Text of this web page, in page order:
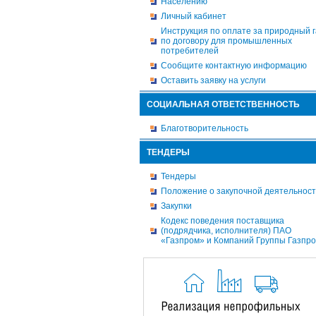
Личный кабинет
Инструкция по оплате за природный
по договору для промышленных
потребителей
Сообщите контактную информацию
Оставить заявку на услуги
СОЦИАЛЬНАЯ ОТВЕТСТВЕННОСТЬ
Благотворительность
ТЕНДЕРЫ
Тендеры
Положение о закупочной
Закупки
Кодекс поведения поставщика
(подрядчика, исполнителя) ПАО
«Газпром» и Компаний Группы